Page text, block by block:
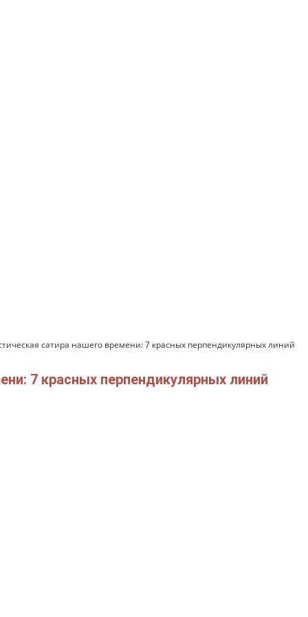
сатира нашего времени: 7 красных перпендикулярных линий
7 красных перпендикулярных линий